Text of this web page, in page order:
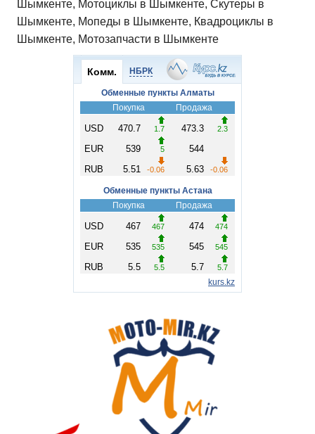
Шымкенте, Мотоциклы в Шымкенте, Скутеры в
Шымкенте, Мопеды в Шымкенте, Квадроциклы в
Шымкенте, Мотозапчасти в Шымкенте